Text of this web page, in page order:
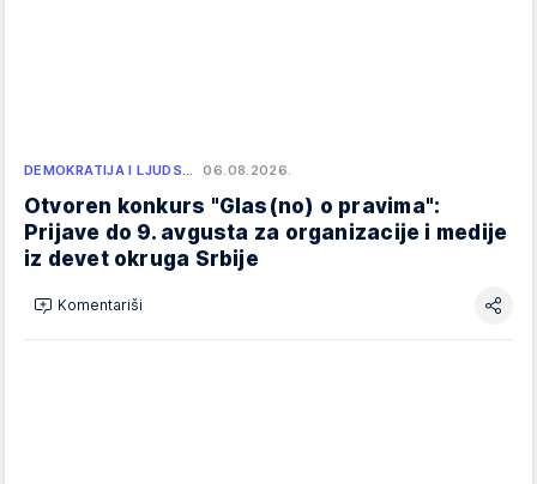
DEMOKRATIJA I LJUDS… 06.08.2026.
Otvoren konkurs "Glas(no) o pravima":
Prijave do 9. avgusta za organizacije i medije
iz devet okruga Srbije
Komentariši